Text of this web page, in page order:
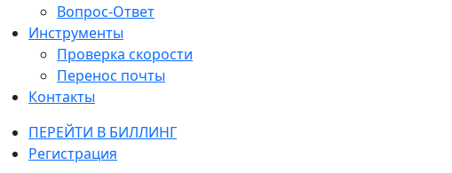
Вопрос-Ответ
Инструменты
Проверка скорости
Перенос почты
Контакты
ПЕРЕЙТИ В БИЛЛИНГ
Регистрация